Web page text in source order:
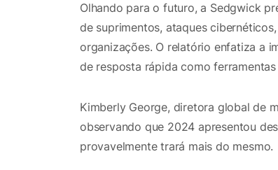
Olhando para o futuro, a Sedgwick
de suprimentos, ataques
organizações. O relatório enfatiza a
de resposta rápida como
Kimberly George, diretora global de
observando que 2024 apresentou
provavelmente trará mais do mesmo.